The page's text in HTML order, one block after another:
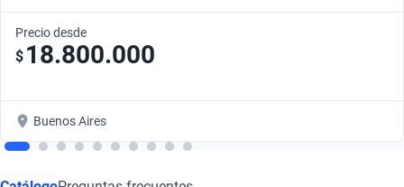
Precio desde
$ 18.800.000
Buenos Aires